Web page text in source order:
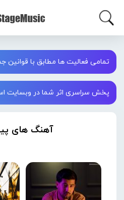
تمامی فعالیت ها مطابق با قوانین
پخش سراسری اثر شما در وبسایت استیج
آهنگ های